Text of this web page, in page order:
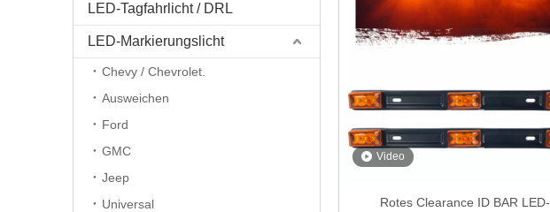
LED-Tagfahrlicht / DRL
LED-Markierungslicht
Chevy / Chevrolet.
Ausweichen
Ford
GMC
Jeep
Universal
Video
Rotes Clearance ID BAR LED-